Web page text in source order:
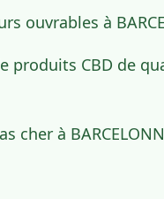
ouvrables à
produits CBD de
cher à